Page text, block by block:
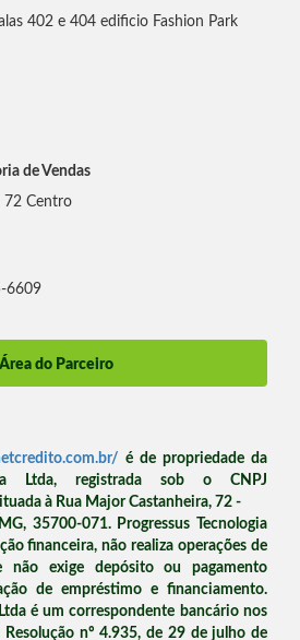
402 e 404 edificio Fashion Park
de Vendas
72 Centro
6609
Área do Parceiro
é de propriedade da
Ltda, registrada sob o CNPJ
à Rua Major Castanheira, 72 -
35700-071. Progressus Tecnologia
financeira, não realiza operações de
não exige depósito ou pagamento
de empréstimo e financiamento.
é um correspondente bancário nos
nº 4.935, de 29 de julho de